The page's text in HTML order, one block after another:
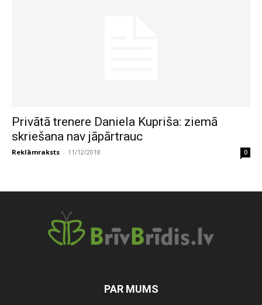
Privātā trenere Daniela Kupriša: ziemā
skriešana nav jāpārtrauc
Reklāmraksts - 11/12/2018 0
PAR MUMS